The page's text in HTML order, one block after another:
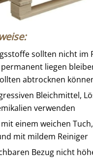
sollten nicht im
liegen
abtrocknen
Bleichmittel,
verwenden
einem weichen
mit mildem Reiniger
Bezug nicht